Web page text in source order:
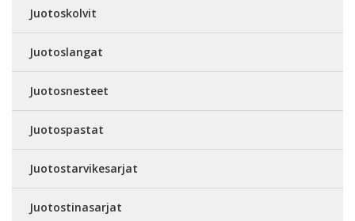
Juotoskolvit
Juotoslangat
Juotosnesteet
Juotospastat
Juotostarvikesarjat
Juotostinasarjat